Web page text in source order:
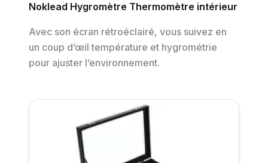
Noklead Hygromètre Thermomètre intérieur
Avec son écran rétroéclairé, vous suivez en
un coup d’œil température et hygrométrie
pour ajuster l’environnement.